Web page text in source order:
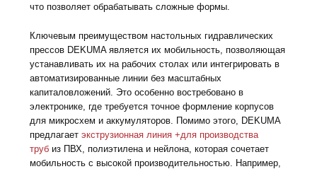
что позволяет обрабатывать сложные формы.
Ключевым преимуществом настольных гидравлических
прессов DEKUMA является их мобильность, позволяющая
устанавливать их на рабочих столах или интегрировать в
автоматизированные линии без масштабных
капиталовложений. Это особенно востребовано в
электронике, где требуется точное формление корпусов
для микросхем и аккумуляторов. Помимо этого, DEKUMA
предлагаетэкструзионная линия +для производства
труб из ПВХ, полиэтилена и нейлона, которая сочетает
мобильность с высокой производительностью. Например,